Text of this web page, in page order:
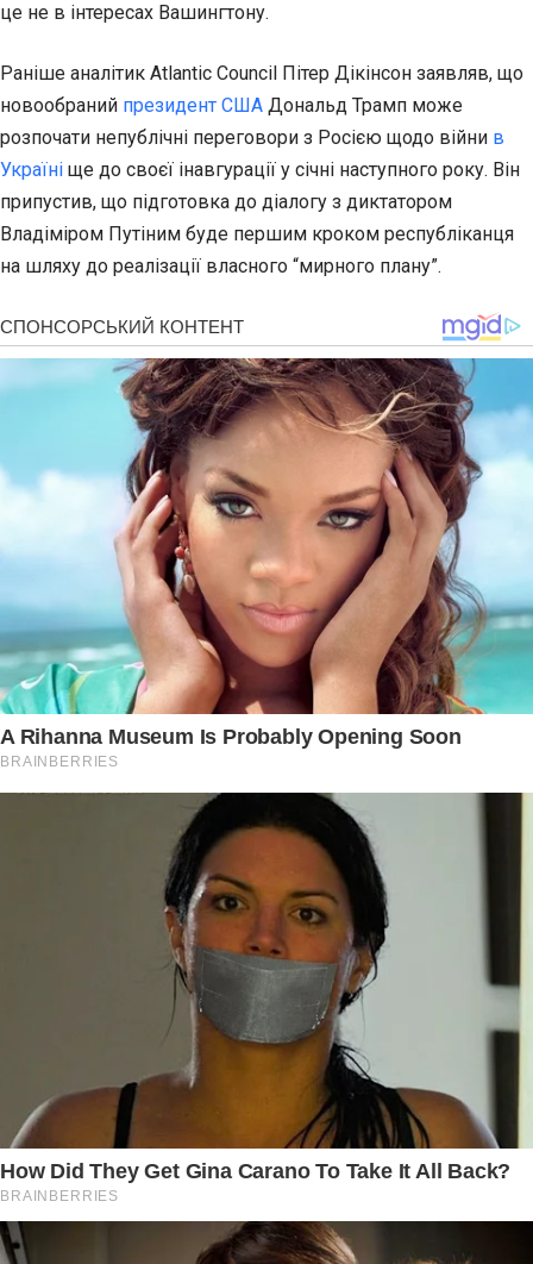
це не в інтересах Вашингтону.
Раніше аналітик Atlantic Council Пітер Дікінсон заявляв, що
новообраний президент США Дональд Трамп може
розпочати непублічні переговори з Росією щодо війни в
Україні ще до своєї інавгурації у січні наступного року. Він
припустив, що підготовка до діалогу з диктатором
Владіміром Путіним буде першим кроком республіканця
на шляху до реалізації власного “мирного плану”.